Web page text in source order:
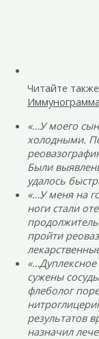
Читайте
«…У моего
холодными.
Были
удалось
«…У меня на
ноги стали
пройти
сужены
флеболог
результатов
назначил